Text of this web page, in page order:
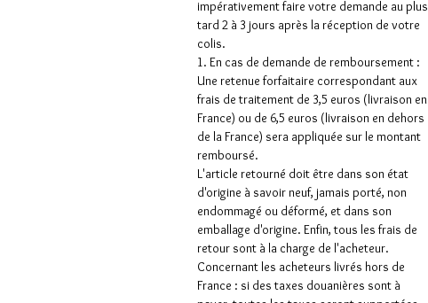
impérativement faire votre demande au plus
tard 2 à 3 jours après la réception de votre
colis.
1. En cas de demande de remboursement :
Une retenue forfaitaire correspondant aux
frais de traitement de 3,5 euros (livraison en
France) ou de 6,5 euros (livraison en dehors
de la France) sera appliquée sur le montant
remboursé.
L'article retourné doit être dans son état
d'origine à savoir neuf, jamais porté, non
endommagé ou déformé, et dans son
emballage d'origine. Enfin, tous les frais de
retour sont à la charge de l'acheteur.
Concernant les acheteurs livrés hors de
France : si des taxes douanières sont à